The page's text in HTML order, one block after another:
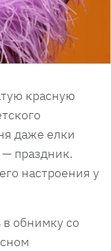
красную
даже елки
праздник.
настроения у
обнимку со